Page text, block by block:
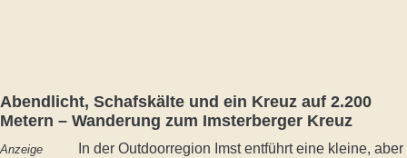
Abendlicht, Schafskälte und ein Kreuz auf 2.200
Metern – Wanderung zum Imsterberger Kreuz
Anzeige
In der Outdoorregion Imst entführt eine kleine, aber